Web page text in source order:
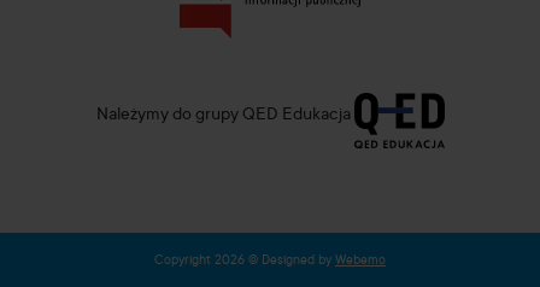
Należymy do grupy QED Edukacja
Copyright 2026 © Designed by Webemo